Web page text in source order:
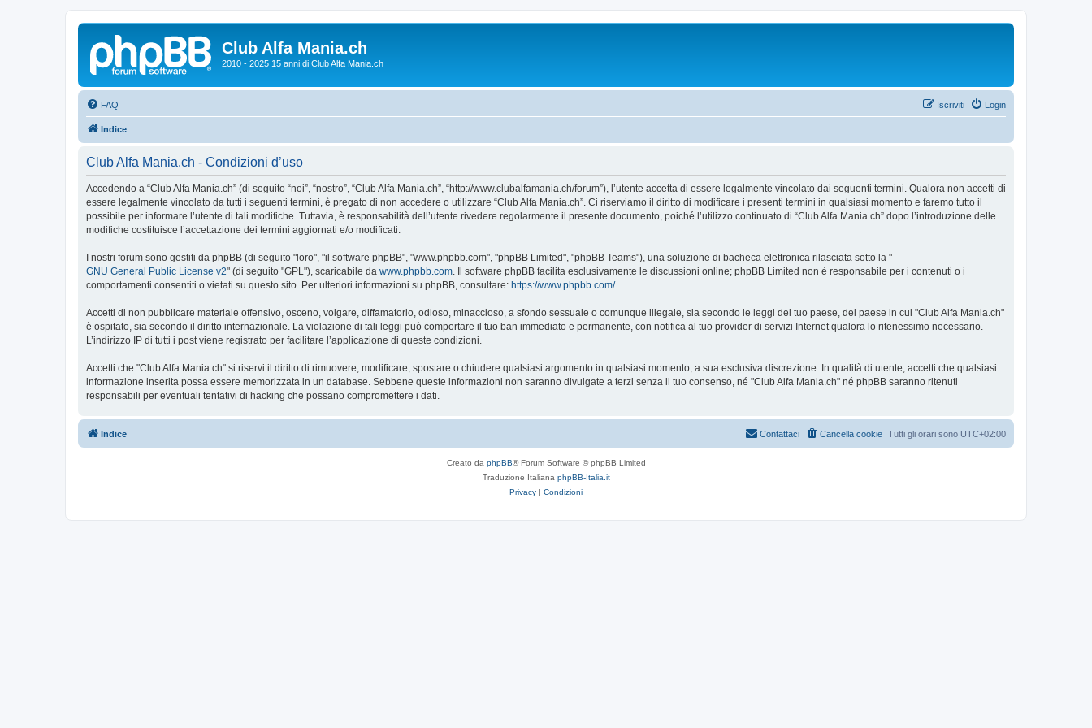
Club Alfa Mania.ch
2010 - 2025 15 anni di Club Alfa Mania.ch
FAQ Login
Iscriviti
Indice
Club Alfa Mania.ch - Condizioni d’uso
Accedendo a “Club Alfa Mania.ch” (di seguito “noi”, “nostro”, “Club Alfa Mania.ch”, “http://www.clubalfamania.ch/forum”), l’utente accetta di essere legalmente vincolato dai seguenti termini. Qualora non accetti di
essere legalmente vincolato da tutti i seguenti termini, è pregato di non accedere o utilizzare “Club Alfa Mania.ch”. Ci riserviamo il diritto di modificare i presenti termini in qualsiasi momento e faremo tutto il
possibile per informare l’utente di tali modifiche. Tuttavia, è responsabilità dell’utente rivedere regolarmente il presente documento, poiché l’utilizzo continuato di “Club Alfa Mania.ch” dopo l’introduzione delle
modifiche costituisce l’accettazione dei termini aggiornati e/o modificati.
I nostri forum sono gestiti da phpBB (di seguito "loro", "il software phpBB", "www.phpbb.com", "phpBB Limited", "phpBB Teams"), una soluzione di bacheca elettronica rilasciata sotto la "
GNU General Public License v2" (di seguito "GPL"), scaricabile da www.phpbb.com . Il software phpBB facilita esclusivamente le discussioni online; phpBB Limited non è responsabile per i contenuti o i
comportamenti consentiti o vietati su questo sito. Per ulteriori informazioni su phpBB, consultare: https://www.phpbb.com/.
Accetti di non pubblicare materiale offensivo, osceno, volgare, diffamatorio, odioso, minaccioso, a sfondo sessuale o comunque illegale, sia secondo le leggi del tuo paese, del paese in cui "Club Alfa Mania.ch"
è ospitato, sia secondo il diritto internazionale. La violazione di tali leggi può comportare il tuo ban immediato e permanente, con notifica al tuo provider di servizi Internet qualora lo ritenessimo necessario.
L’indirizzo IP di tutti i post viene registrato per facilitare l’applicazione di queste condizioni.
Accetti che "Club Alfa Mania.ch" si riservi il diritto di rimuovere, modificare, spostare o chiudere qualsiasi argomento in qualsiasi momento, a sua esclusiva discrezione. In qualità di utente, accetti che qualsiasi
informazione inserita possa essere memorizzata in un database. Sebbene queste informazioni non saranno divulgate a terzi senza il tuo consenso, né "Club Alfa Mania.ch" né phpBB saranno ritenuti
responsabili per eventuali tentativi di hacking che possano compromettere i dati.
Indice Tutti gli orari sono UTC+02:00
Cancella cookie
Contattaci
Creato da phpBB® Forum Software © phpBB Limited
Traduzione Italiana phpBB-Italia.it
Privacy | Condizioni